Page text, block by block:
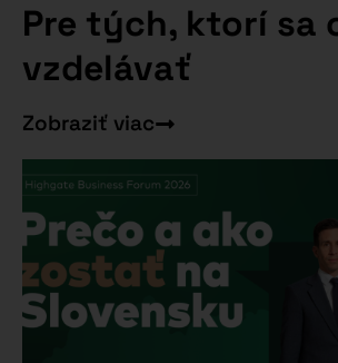
Pre tých, ktorí sa
vzdelávať
Zobraziť viac